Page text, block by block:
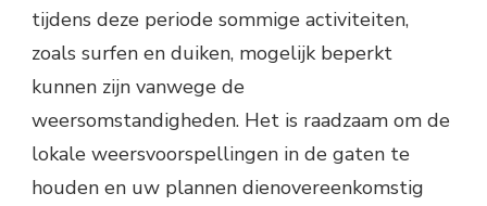
tijdens deze periode sommige activiteiten,
zoals surfen en duiken, mogelijk beperkt
kunnen zijn vanwege de
weersomstandigheden. Het is raadzaam om de
lokale weersvoorspellingen in de gaten te
houden en uw plannen dienovereenkomstig